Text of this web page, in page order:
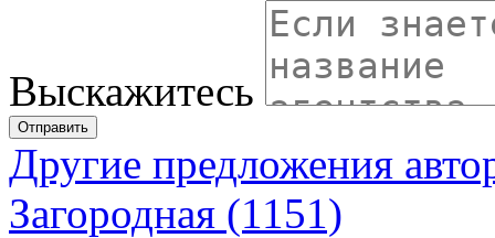
Выскажитесь
Отправить
Другие предложения
Загородная (1151)